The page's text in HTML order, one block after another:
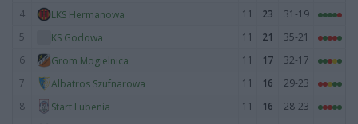
4
LKS Hermanowa 11 23
31-19
5
KS Godowa 11 21
35-21
6
Grom Mogielnica 11 17
32-17
7
Albatros Szufnarowa 11 16
29-23
8
Start Lubenia 11 16
28-23